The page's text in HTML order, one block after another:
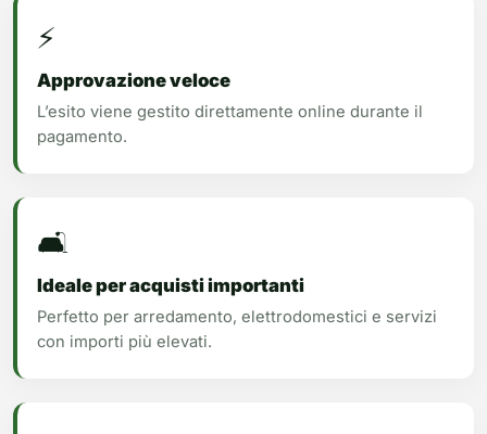
⚡
Approvazione veloce
L’esito viene gestito direttamente online durante il
pagamento.
🛋️
Ideale per acquisti importanti
Perfetto per arredamento, elettrodomestici e servizi
con importi più elevati.